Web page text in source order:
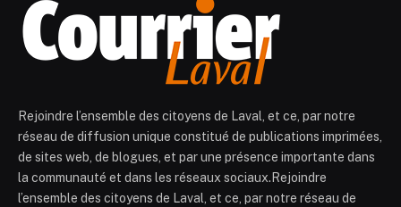
Rejoindre l’ensemble des citoyens de Laval, et ce, par notre
réseau de diffusion unique constitué de publications imprimées,
de sites web, de blogues, et par une présence importante dans
la communauté et dans les réseaux sociaux.Rejoindre
l’ensemble des citoyens de Laval, et ce, par notre réseau de